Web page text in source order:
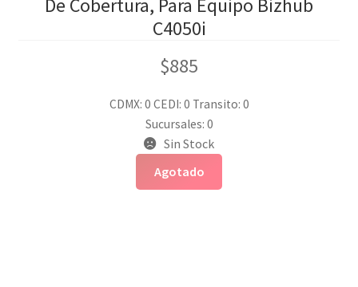
De Cobertura, Para Equipo Bizhub
C4050i
$885
CDMX: 0 CEDI: 0 Transito: 0
Sucursales: 0
Sin Stock
Agotado